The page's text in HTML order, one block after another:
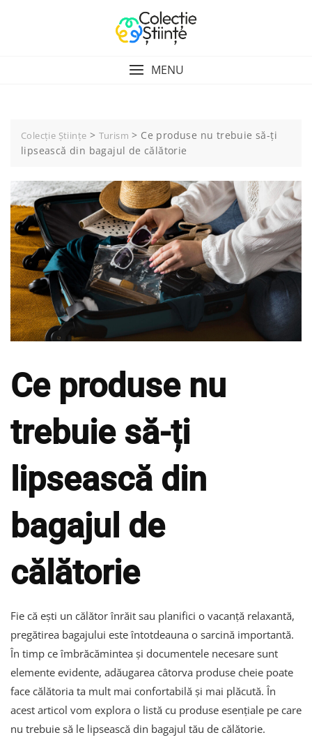
MENU
Colecție Științe > Turism > Ce produse nu trebuie să-ți
lipsească din bagajul de călătorie
Ce produse nu
trebuie să-ți
lipsească din
bagajul de
călătorie
Fie că ești un călător înrăit sau planifici o vacanță relaxantă,
pregătirea bagajului este întotdeauna o sarcină importantă.
În timp ce îmbrăcămintea și documentele necesare sunt
elemente evidente, adăugarea câtorva produse cheie poate
face călătoria ta mult mai confortabilă și mai plăcută. În
acest articol vom explora o listă cu produse esențiale pe care
nu trebuie să le lipsească din bagajul tău de călătorie.